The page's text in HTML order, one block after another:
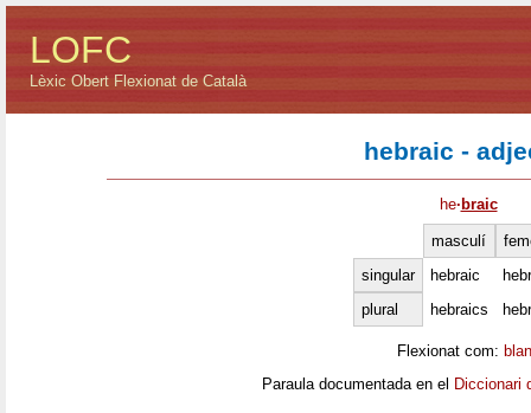
LOFC
Lèxic Obert Flexionat de Català
hebraic -
he· braic
masculí
singular
hebraic
plural
hebraics
Flexionat com:
Paraula documentada en el Diccionari